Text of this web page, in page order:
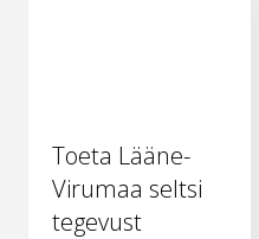
Toeta Lääne-
Virumaa seltsi
tegevust